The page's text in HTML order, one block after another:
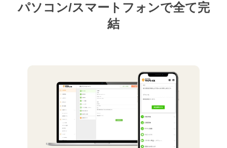
パソコン/スマートフォンで全て完
結